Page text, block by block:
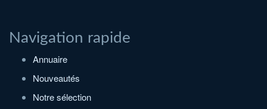
Navigation rapide
Annuaire
Nouveautés
Notre sélection